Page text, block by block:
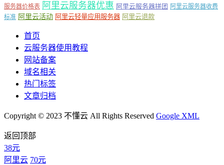
服务器价格表 阿里云服务器优惠 阿里云服务器拼团 阿里云服务器收费
标准 阿里云活动 阿里云轻量应用服务器 阿里云退款
首页
云服务器使用教程
网站备案
域名相关
热门标签
文章归档
Copyright © 2023 不懂云 All Rights Reserved Google XML
返回顶部
38元
阿里云 70元